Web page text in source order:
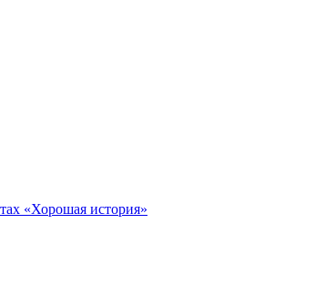
«Хорошая история»